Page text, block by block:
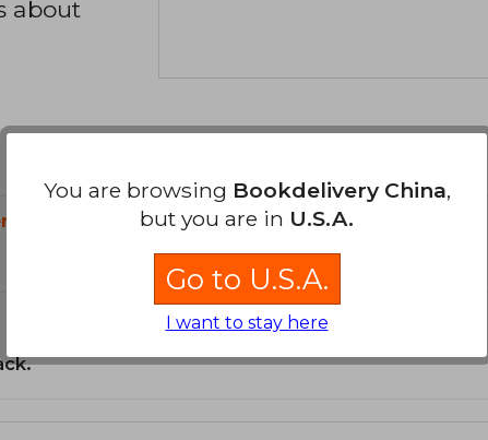
about
You are browsing Bookdelivery China,
but you are in U.S.A.
Go to U.S.A.
I want to stay here